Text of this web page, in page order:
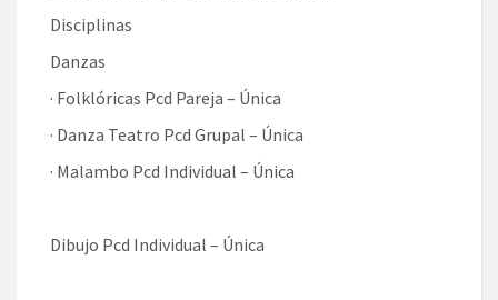
Disciplinas
Danzas
· Folklóricas Pcd Pareja – Única
· Danza Teatro Pcd Grupal – Única
· Malambo Pcd Individual – Única
Dibujo Pcd Individual – Única